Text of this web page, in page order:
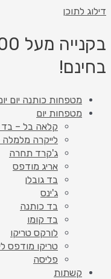
דילוג לתוכן
בחינם!
מטפחות כותנה יום
מטפחות יום
קלאה בל –
לייקרה מלמלה
ג'קרד תחרה
אריג מודפס
בד גובלן
ג'ינס
בד כותנה
בד קומו
לורקס טריקו
טריקו מודפס
פליסה
קשתות